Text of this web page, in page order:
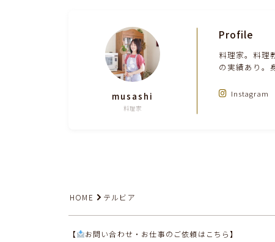
musashi
料理家
Profile
料理家。料理
の実績あり。
Instagram
HOME テルビア
【 お問い合わせ・お仕事のご依頼はこちら】